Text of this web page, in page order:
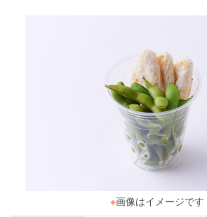
※画像はイメージです